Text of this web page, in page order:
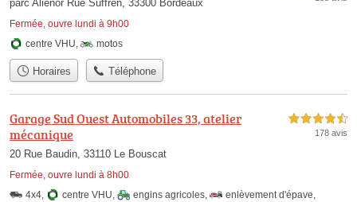
parc Alienor Rue Suffren, 33300 Bordeaux
Fermée, ouvre lundi à 9h00
centre VHU, motos
Horaires Téléphone
Garage Sud Ouest Automobiles 33, atelier
mécanique
20 Rue Baudin, 33110 Le Bouscat
Fermée, ouvre lundi à 8h00
4,5 étoiles sur 5
178 avis
4x4 centre VHU engins agricoles enlèvement d'épave